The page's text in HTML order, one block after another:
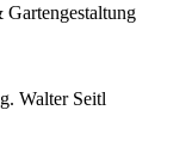
Walter Seitl